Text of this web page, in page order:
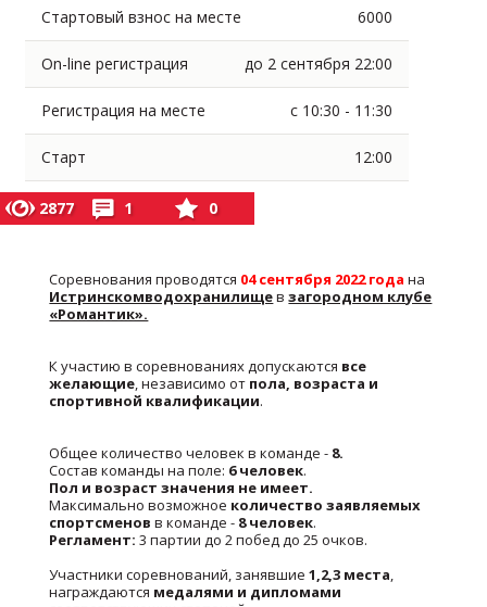
Стартовый взнос на месте 6000
On-line регистрация до 2 сентября 22:00
Регистрация на месте с 10:30 - 11:30
Старт 12:00
2877 1 0
Соревнования проводятся 04 сентября 2022 годана
Истринскомводохранилищевзагородном клубе
«Романтик».
К участию в соревнованиях допускаются все
желающие, независимо от пола, возраста и
спортивной квалификации.
Общее количество человек в команде - 8.
Состав команды на поле: 6 человек.
Пол и возраст значения не имеет.
Максимально возможное количество заявляемых
спортсменовв команде - 8 человек.
Регламент: 3 партии до 2 побед до 25 очков.
Участники соревнований, занявшие1,2,3 места,
награждаются медалями и дипломами